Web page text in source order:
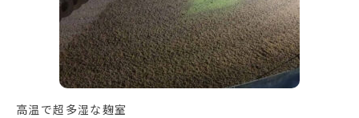
高温で超多湿な麹室